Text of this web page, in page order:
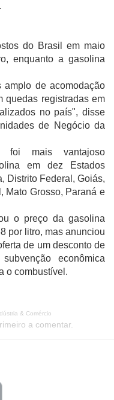
do Brasil em maio
enquanto a gasolina
amplo de acomodação
quedas registradas em
no país", disse
de Negócio da
mais vantajoso
em dez Estados
Distrito Federal, Goiás,
Mato Grosso, Paraná e
o preço da gasolina
por litro, mas anunciou
de um desconto de
econômica
o combustível.
& Comércio
a comentar.